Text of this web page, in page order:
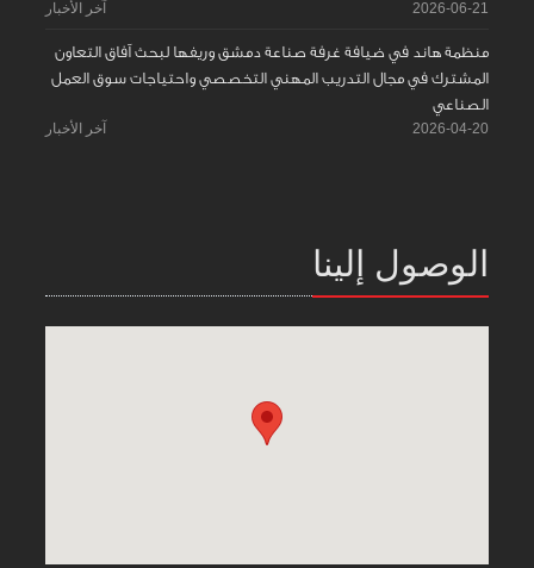
2026-06-21 آخر الأخبار
منظمة هاند في ضيافة غرفة صناعة دمشق وريفها لبحث آفاق التعاون
المشترك في مجال التدريب المهني التخصصي واحتياجات سوق العمل
الصناعي
2026-04-20 آخر الأخبار
الوصول إلينا